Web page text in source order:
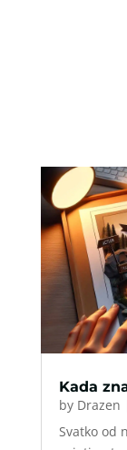
Kada
by Drazen
Svatko od